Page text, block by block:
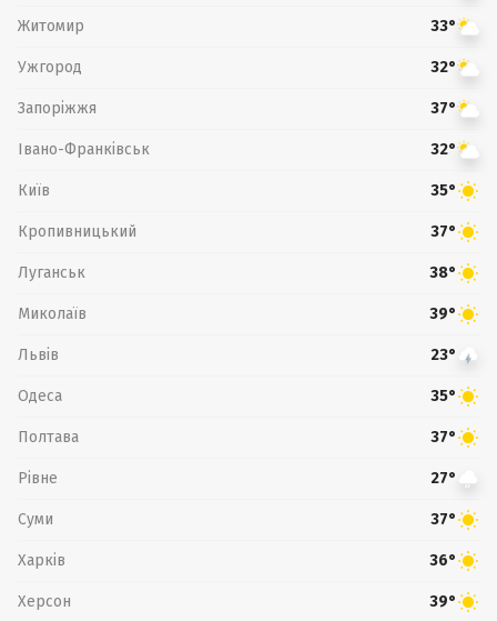
Житомир 33°
Ужгород 32°
Запоріжжя 37°
Івано-Франківськ 32°
Київ 35°
Кропивницький 37°
Луганськ 38°
Миколаїв 39°
Львів 23°
Одеса 35°
Полтава 37°
Рівне 27°
Суми 37°
Харків 36°
Херсон 39°